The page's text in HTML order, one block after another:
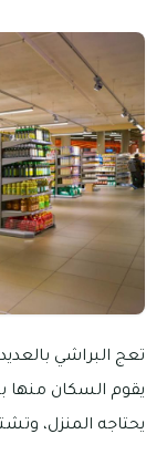
تعج البراشي
يقوم السكان منها
يحتاجه المنزل،